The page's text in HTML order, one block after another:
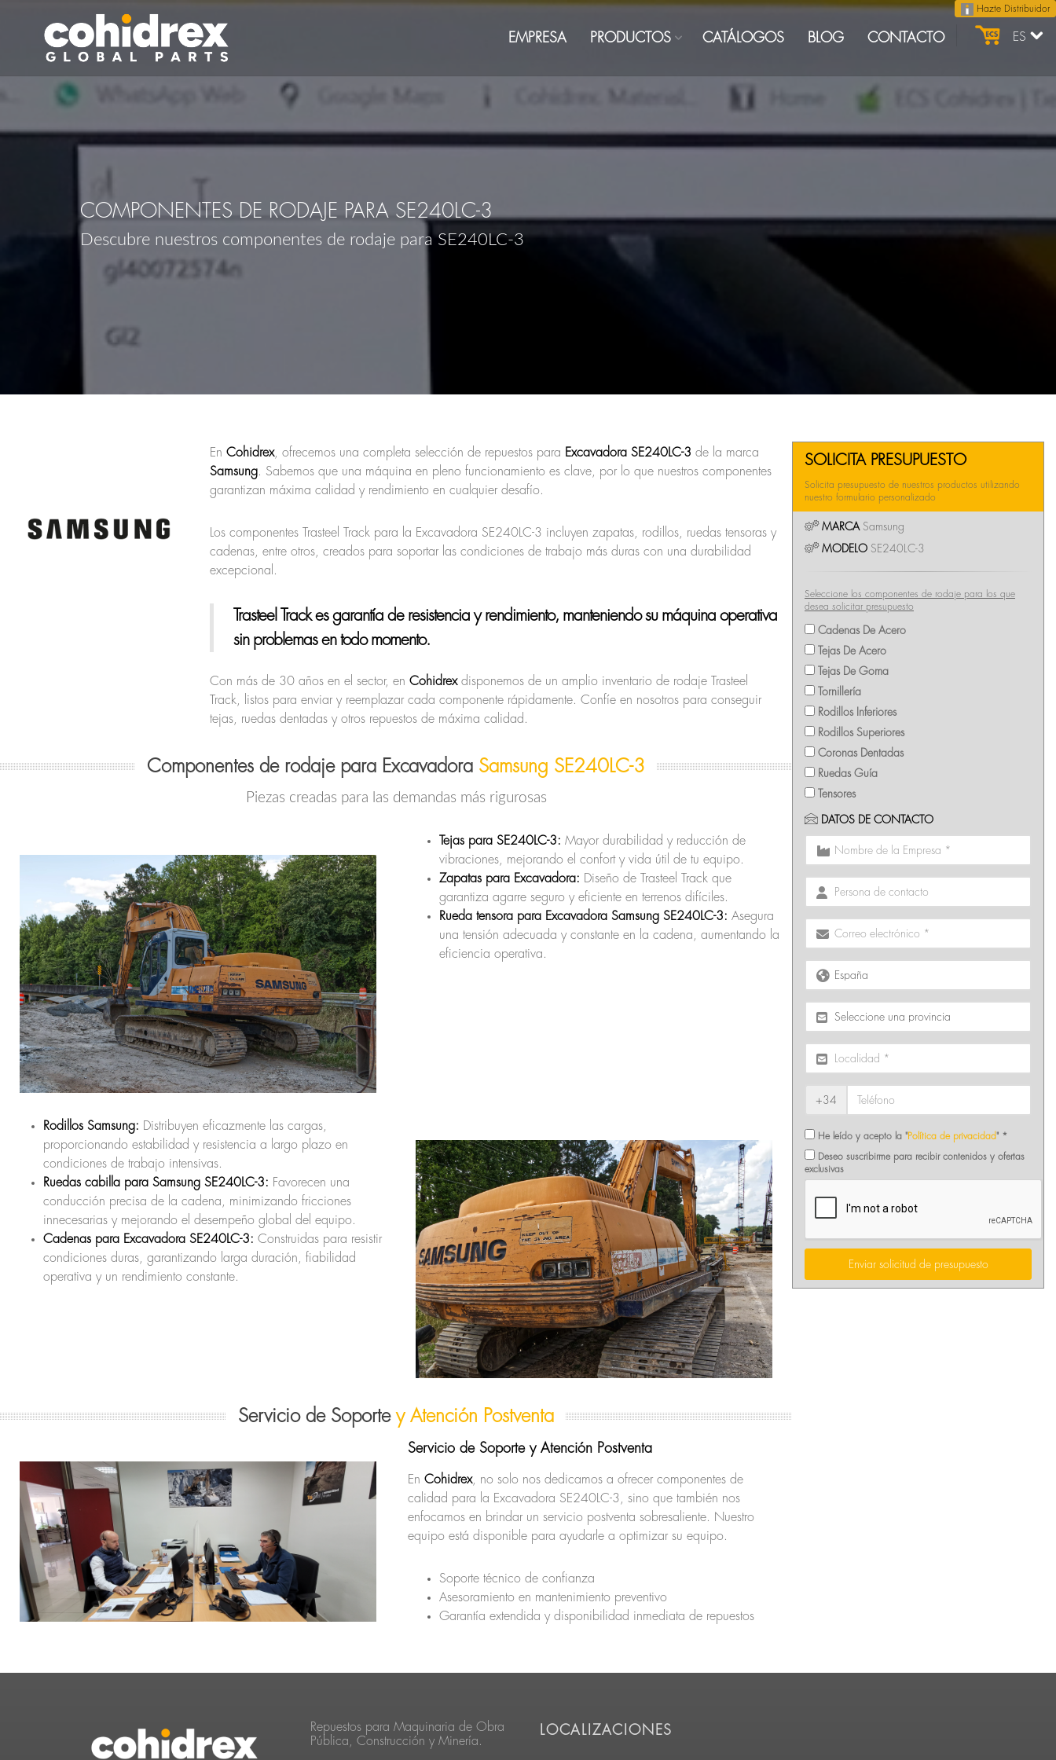
Hazte Distribuidor
ES
EMPRESA PRODUCTOS CATÁLOGOS BLOG CONTACTO
COMPONENTES DE RODAJE PARA SE240LC-3
Descubre nuestros componentes de rodaje para SE240LC-3
En Cohidrex, ofrecemos una completa selección de repuestos para Excavadora SE240LC-3 de la marca
Samsung. Sabemos que una máquina en pleno funcionamiento es clave, por lo que nuestros componentes
garantizan máxima calidad y rendimiento en cualquier desafío.
Los componentes Trasteel Track para la Excavadora SE240LC-3 incluyen zapatas, rodillos, ruedas tensoras y
cadenas, entre otros, creados para soportar las condiciones de trabajo más duras con una durabilidad
excepcional.
Trasteel Trackes garantía de resistencia y rendimiento, manteniendo su máquina operativa
sin problemas en todo momento.
Con más de 30 años en el sector, en Cohidrexdisponemos de un amplio inventario de rodaje Trasteel
Track, listos para enviar y reemplazar cada componente rápidamente. Confíe en nosotros para conseguir
tejas, ruedas dentadas y otros repuestos de máxima calidad.
Componentes de rodaje para Excavadora Samsung SE240LC-3
Piezas creadas para las demandas más rigurosas
Tejas para SE240LC-3: Mayor durabilidad y reducción de
vibraciones, mejorando el confort y vida útil de tu equipo.
Zapatas para Excavadora: Diseño de Trasteel Track que
garantiza agarre seguro y eficiente en terrenos difíciles.
Rueda tensora para Excavadora Samsung SE240LC-3: Asegura
una tensión adecuada y constante en la cadena, aumentando la
eficiencia operativa.
Rodillos Samsung: Distribuyen eficazmente las cargas,
proporcionando estabilidad y resistencia a largo plazo en
condiciones de trabajo intensivas.
Ruedas cabilla para Samsung SE240LC-3: Favorecen una
conducción precisa de la cadena, minimizando fricciones
innecesarias y mejorando el desempeño global del equipo.
Cadenas para Excavadora SE240LC-3: Construidas para resistir
condiciones duras, garantizando larga duración, fiabilidad
operativa y un rendimiento constante.
Servicio de Soportey Atención Postventa
Servicio de Soporte y Atención Postventa
En Cohidrex, no solo nos dedicamos a ofrecer componentes de
calidad para la Excavadora SE240LC-3, sino que también nos
enfocamos en brindar un servicio postventa sobresaliente. Nuestro
equipo está disponible para ayudarle a optimizar su equipo.
Soporte técnico de confianza
Asesoramiento en mantenimiento preventivo
Garantía extendida y disponibilidad inmediata de repuestos
SOLICITA PRESUPUESTO
Solicita presupuesto de nuestros productos utilizando
nuestro formulario personalizado
MARCA Samsung
MODELO SE240LC-3
Seleccione los componentes de rodaje para los que
desea solicitar presupuesto
Cadenas De Acero
Tejas De Acero
Tejas De Goma
Tornillería
Rodillos Inferiores
Rodillos Superiores
Coronas Dentadas
Ruedas Guía
Tensores
DATOS DE CONTACTO
+34
He leído y acepto la "Política de privacidad" *
Deseo suscribirme para recibir contenidos y ofertas
exclusivas
Enviar solicitud de presupuesto
Repuestos para Maquinaria de Obra
Pública, Construcción y Minería.
LOCALIZACIONES